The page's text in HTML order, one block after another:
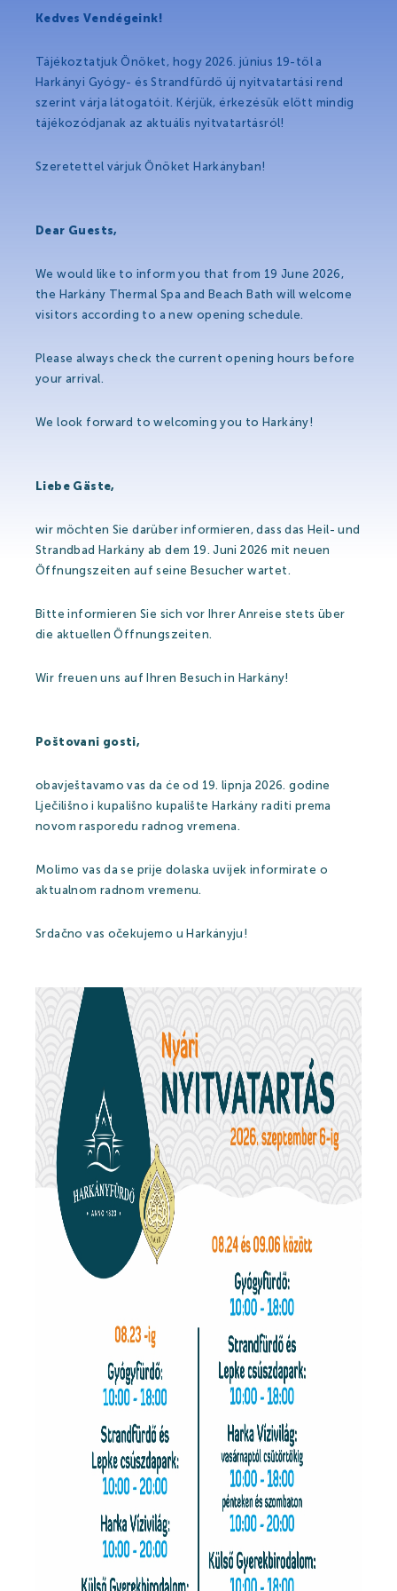
Thermal Spa
Medical Research
Wellness&Spa
Open-air Bath
Leisure Activities
Open-air Bath Prices 2026
Accommodation
Kedves Vendégeink!
Tájékoztatjuk Önöket, hogy 2026. június 19-től a
Harkányi Gyógy- és Strandfürdő új nyitvatartási rend
szerint várja látogatóit. Kérjük, érkezésük előtt mindig
tájékozódjanak az aktuális nyitvatartásról!
Szeretettel várjuk Önöket Harkányban!
Dear Guests,
We would like to inform you that from 19 June 2026,
the Harkány Thermal Spa and Beach Bath will welcome
visitors according to a new opening schedule.
Please always check the current opening hours before
your arrival.
We look forward to welcoming you to Harkány!
Liebe Gäste,
wir möchten Sie darüber informieren, dass das Heil- und
Strandbad Harkány ab dem 19. Juni 2026 mit neuen
Öffnungszeiten auf seine Besucher wartet.
Bitte informieren Sie sich vor Ihrer Anreise stets über
die aktuellen Öffnungszeiten.
Wir freuen uns auf Ihren Besuch in Harkány!
Poštovani gosti,
obavještavamo vas da će od 19. lipnja 2026. godine
Lječilišno i kupališno kupalište Harkány raditi prema
novom rasporedu radnog vremena.
Molimo vas da se prije dolaska uvijek informirate o
aktualnom radnom vremenu.
Srdačno vas očekujemo u Harkányju!